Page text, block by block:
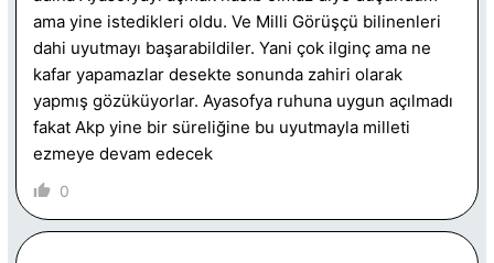
ama yine istedikleri oldu. Ve Milli Görüşçü bilinenleri
dahi uyutmayı başarabildiler. Yani çok ilginç ama ne
kafar yapamazlar desekte sonunda zahiri olarak
yapmış gözüküyorlar. Ayasofya ruhuna uygun açılmadı
fakat Akp yine bir süreliğine bu uyutmayla milleti
ezmeye devam edecek
0